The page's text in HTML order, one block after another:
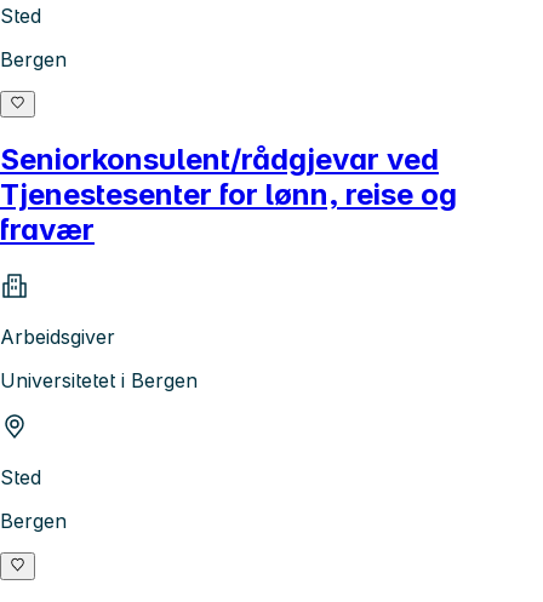
Sted
Bergen
Seniorkonsulent/rådgjevar ved
Tjenestesenter for lønn, reise og
fravær
Arbeidsgiver
Universitetet i Bergen
Sted
Bergen